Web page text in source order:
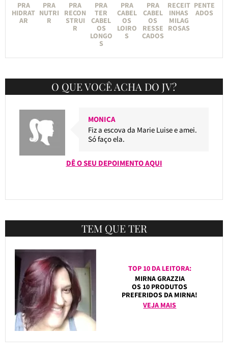
PRA
HIDRAT
AR
PRA
NUTRI
R
PRA
RECON
STRUI
R
PRA
TER
CABEL
OS
LONGO
S
PRA
CABEL
OS
LOIRO
S
PRA
CABEL
OS
RESSE
CADOS
RECEIT
INHAS
MILAG
ROSAS
PENTE
ADOS
O QUE VOCÊ ACHA DO JV?
MONICA
Fiz a escova da Marie Luise e amei.
Só faço ela.
DÊ O SEU DEPOIMENTO AQUI
TEM QUE TER
TOP 10 DA LEITORA:
MIRNA GRAZZIA
OS 10 PRODUTOS
PREFERIDOS DA MIRNA!
VEJA MAIS